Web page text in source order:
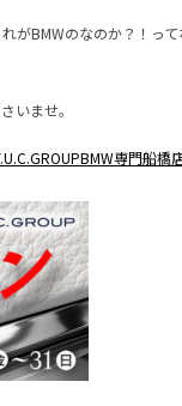
がBMWのなのか？！っ
いませ。
専門船橋